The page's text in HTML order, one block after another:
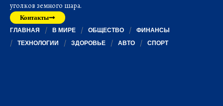
уголков земного шара.
Контакты
ГЛАВНАЯ В МИРЕ ОБЩЕСТВО
ФИНАНСЫ
ТЕХНОЛОГИИ
ЗДОРОВЬЕ АВТО СПОРТ